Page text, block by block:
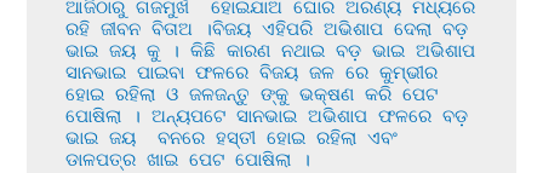
ଆଜିଠାରୁ ଗଜମୁର୍ଖ  ହୋଇଯାଅ ଘୋର ଅରଣ୍ୟ ମଧ୍ୟରେ
ରହି ଜୀବନ ବିତାଅ ।ବିଜୟ ଏହିପରି ଅଭିଶାପ ଦେଲା ବଡ଼
ଭାଇ ଜୟ କୁ । କିଛି କାରଣ ନଥାଇ ବଡ଼ ଭାଇ ଅଭିଶାପ
ସାନଭାଇ ପାଇବା ଫଳରେ ବିଜୟ ଜଳ ରେ କୁମ୍ଭୀର
ହୋଇ ରହିଲା ଓ ଜଳଜନ୍ତୁ ଙ୍କୁ ଭକ୍ଷଣ କରି ପେଟ
ପୋଷିଲା । ଅନ୍ୟପଟେ ସାନଭାଇ ଅଭିଶାପ ଫଳରେ ବଡ଼
ଭାଇ ଜୟ  ବନରେ ହସ୍ତୀ ହୋଇ ରହିଲା ଏବଂ
ଡାଳପତ୍ର ଖାଇ ପେଟ ପୋଷିଲା ।